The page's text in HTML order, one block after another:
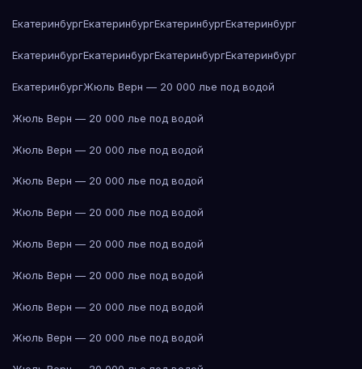
ЕкатеринбургЕкатеринбургЕкатеринбургЕкатеринбург
ЕкатеринбургЕкатеринбургЕкатеринбургЕкатеринбург
ЕкатеринбургЖюль Верн — 20 000 лье под водой
Жюль Верн — 20 000 лье под водой
Жюль Верн — 20 000 лье под водой
Жюль Верн — 20 000 лье под водой
Жюль Верн — 20 000 лье под водой
Жюль Верн — 20 000 лье под водой
Жюль Верн — 20 000 лье под водой
Жюль Верн — 20 000 лье под водой
Жюль Верн — 20 000 лье под водой